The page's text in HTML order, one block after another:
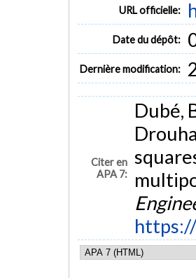
URL officielle:
Date du dépôt:
Dernière modification:
Citer en
APA 7:
Dubé,